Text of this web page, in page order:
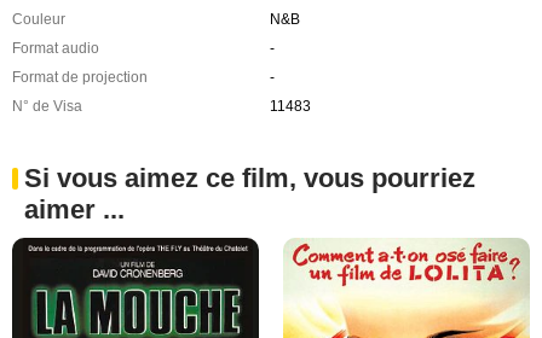
Couleur
N&B
Format audio
-
Format de projection
-
N° de Visa
11483
Si vous aimez ce film, vous pourriez
aimer ...